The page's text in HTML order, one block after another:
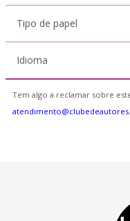
Tipo de papel
Idioma
Tem algo a reclamar sobre